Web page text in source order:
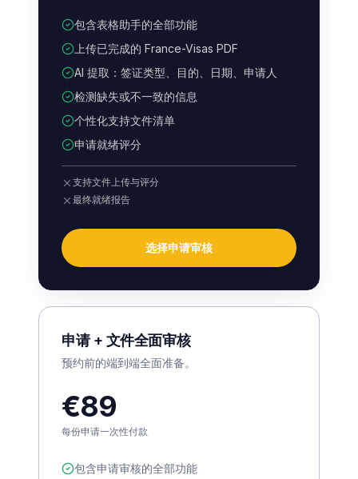
包含表格助手的全部功能
上传已完成的 France-Visas PDF
AI 提取：签证类型、目的、日期、申请人
检测缺失或不一致的信息
个性化支持文件清单
申请就绪评分
支持文件上传与评分
最终就绪报告
选择申请审核
申请 + 文件全面审核
预约前的端到端全面准备。
€89
每份申请一次性付款
包含申请审核的全部功能